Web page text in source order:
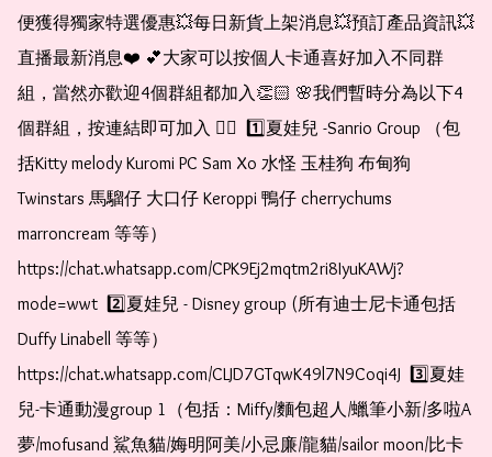
便獲得獨家特選優惠💥每日新貨上架消息💥預訂產品資訊💥
直播最新消息❤️ 💕大家可以按個人卡通喜好加入不同群
組，當然亦歡迎4個群組都加入👏🏻 🌸我們暫時分為以下4
個群組，按連結即可加入 👇🏻  1️⃣夏娃兒 -Sanrio Group （包
括Kitty melody Kuromi PC Sam Xo 水怪 玉桂狗 布甸狗
Twinstars 馬騮仔 大口仔 Keroppi 鴨仔 cherrychums
marroncream 等等）
https://chat.whatsapp.com/CPK9Ej2mqtm2ri8IyuKAWj?
mode=wwt  2️⃣夏娃兒 - Disney group (所有迪士尼卡通包括
Duffy Linabell 等等）
https://chat.whatsapp.com/CLJD7GTqwK49l7N9Coqi4J  3️⃣夏娃
兒-卡通動漫group 1（包括：Miffy/麵包超人/蠟筆小新/多啦A
夢/mofusand 鯊魚貓/娒明阿美/小忌廉/龍貓/sailor moon/比卡